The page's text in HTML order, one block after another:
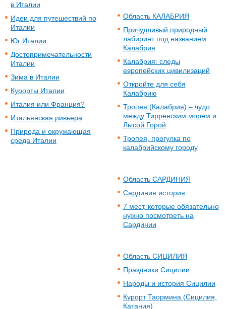
в Италии
Идеи для путешествий по
Италии
Юг Италии
Достопримечательности
Италии
Зима в Италии
Курорты Италии
Италия или Франция?
Итальянская ривьера
Природа и окружающая
среда Италии
Область КАЛАБРИЯ
Причудливый природный
лабиринт под названием
Калабрия
Калабрия: следы
европейских цивилизаций
Откройте для себя
Калабрию
Тропея (Калабрия) – чудо
между Тирренским морем и
Лысой Горой
Тропея, прогулка по
калабрийскому городу
Область САРДИНИЯ
Сардиния история
7 мест, которые обязательно
нужно посмотреть на
Сардинии
Область СИЦИЛИЯ
Праздники Сицилии
Народы и история Сицилии
Курорт Таормина (Сицилия,
Катания)